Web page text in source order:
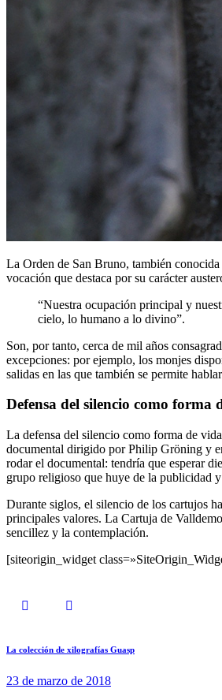
La Orden de San Bruno, también
vocación que destaca por su carácter
“Nuestra ocupación principal y
cielo, lo humano a lo divino”.
Son, por tanto, cerca de mil años
excepciones: por ejemplo, los monjes
salidas en las que también se permite
Defensa del silencio como forma
La defensa del silencio como forma de
documental dirigido por Philip Gröning y
rodar el documental: tendría que esperar
grupo religioso que huye de la publicidad
Durante siglos, el silencio de los cartujos
principales valores. La Cartuja de
sencillez y la contemplación.
[siteorigin_widget
La colección de xilografías Guasp
23 de marzo de 2018